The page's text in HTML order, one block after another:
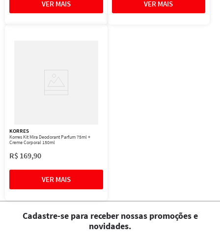
KORRES
Korres Kit Mira Deodorant Parfum 75ml +
Creme Corporal 150ml
R$ 169,90
Cadastre-se para receber nossas promoções e
novidades.